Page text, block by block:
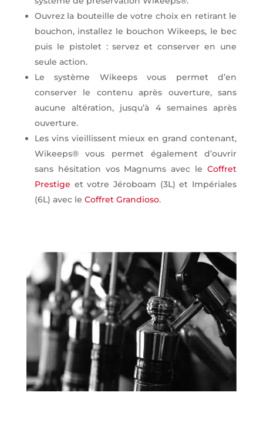
Ouvrez la bouteille de votre choix en retirant le
bouchon, installez le bouchon Wikeeps, le bec
puis le pistolet : servez et conserver en une
seule action.
Le système Wikeeps vous permet d’en
conserver le contenu après ouverture, sans
aucune altération, jusqu’à 4 semaines après
ouverture.
Les vins vieillissent mieux en grand contenant,
Wikeeps® vous permet également d’ouvrir
sans hésitation vos Magnums avec leCoffret
Prestige et votre Jéroboam (3L) et Impériales
(6L) avec le Coffret Grandioso.